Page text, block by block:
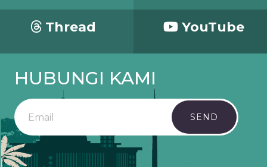
Thread YouTube
HUBUNGI KAMI
SEND